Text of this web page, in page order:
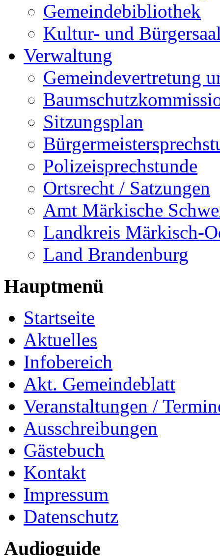
Gemeindebibliothek
Kultur- und
Verwaltung
Gemeindevertretung
Sitzungsplan
Polizeisprechstunde
Ortsrecht / Satzungen
Amt Märkische
Landkreis Märkisch-
Land Brandenburg
Hauptmenü
Startseite
Aktuelles
Infobereich
Akt. Gemeindeblatt
Veranstaltungen /
Ausschreibungen
Gästebuch
Kontakt
Impressum
Datenschutz
Audioguide